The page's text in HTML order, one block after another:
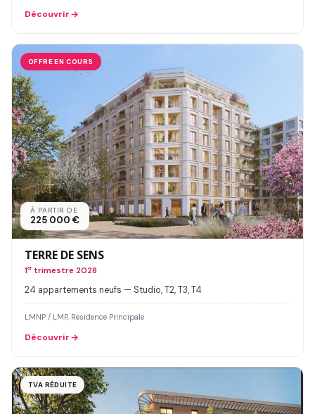
Découvrir
OFFRE EN COURS
À PARTIR DE
225 000 €
TERRE DE SENS
1ertrimestre 2028
24 appartements neufs — Studio, T2, T3, T4
LMNP / LMP, Residence Principale
Découvrir
TVA RÉDUITE